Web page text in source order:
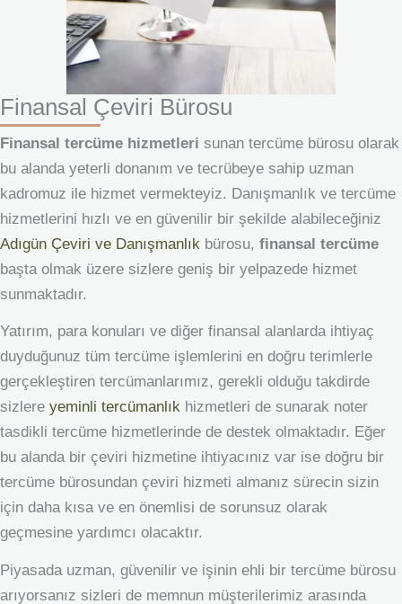
Finansal Çeviri Bürosu
Finansal tercüme hizmetleri sunan tercüme bürosu olarak
bu alanda yeterli donanım ve tecrübeye sahip uzman
kadromuz ile hizmet vermekteyiz. Danışmanlık ve tercüme
hizmetlerini hızlı ve en güvenilir bir şekilde alabileceğiniz
Adıgün Çeviri ve Danışmanlık bürosu, finansal tercüme
başta olmak üzere sizlere geniş bir yelpazede hizmet
sunmaktadır.
Yatırım, para konuları ve diğer finansal alanlarda ihtiyaç
duyduğunuz tüm tercüme işlemlerini en doğru terimlerle
gerçekleştiren tercümanlarımız, gerekli olduğu takdirde
sizlere yeminli tercümanlık hizmetleri de sunarak noter
tasdikli tercüme hizmetlerinde de destek olmaktadır. Eğer
bu alanda bir çeviri hizmetine ihtiyacınız var ise doğru bir
tercüme bürosundan çeviri hizmeti almanız sürecin sizin
için daha kısa ve en önemlisi de sorunsuz olarak
geçmesine yardımcı olacaktır.
Piyasada uzman, güvenilir ve işinin ehli bir tercüme bürosu
arıyorsanız sizleri de memnun müşterilerimiz arasında